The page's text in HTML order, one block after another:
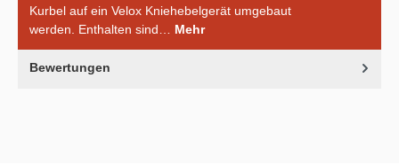
Kurbel auf ein Velox Kniehebelgerät umgebaut
werden. Enthalten sind… Mehr
Bewertungen